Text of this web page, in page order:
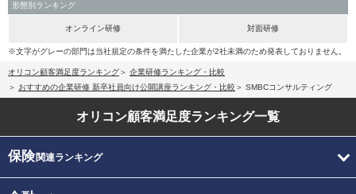
形態別ランキング
オンライン研修 対面研修
※文字がグレーの部門は当社規定の条件を満たした企業が2社未満のため発表しておりません。
オリコン顧客満足度ランキング
企業研修ランキング・比較
おすすめの企業研修 新卒社員向け公開講座ランキング・比較
SMBCコンサルティング
オリコン顧客満足度ランキング一覧
保険関連ランキング